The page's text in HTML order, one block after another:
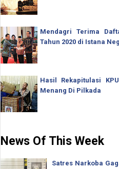
Mendagri Terima
Tahun 2020 di Istana
Hasil Rekapitulasi
Menang Di Pilkada
News Of This Week
Satres Narkoba